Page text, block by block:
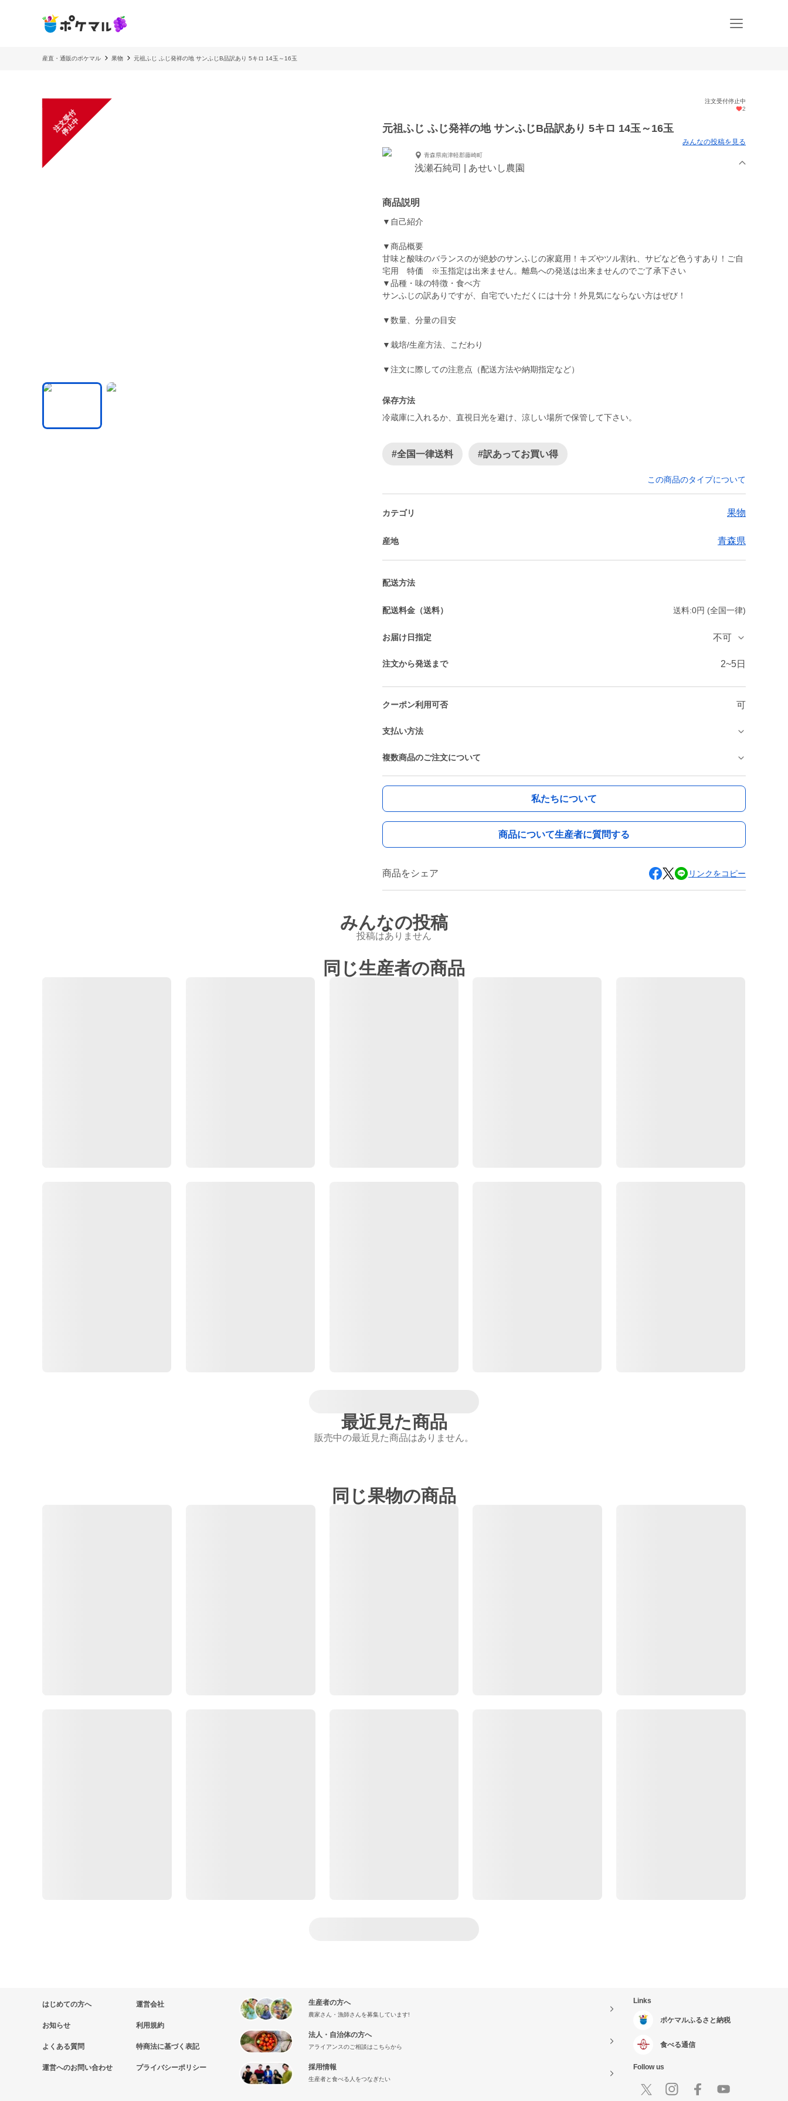
産直・通販のポケマル 果物 元祖ふじ ふじ発祥の地 サンふじB品訳あり 5キロ 14玉～16玉
注
文
受
付
停
止
中
注文受付停止中
2
元祖ふじ ふじ発祥の地 サンふじB品訳あり 5キロ 14玉～16玉
みんなの投稿を見る
青森県南津軽郡藤崎町
浅瀬石純司 | あせいし農園
商品説明
▼自己紹介
▼商品概要
甘味と酸味のバランスのが絶妙のサンふじの家庭用！キズやツル割れ、サビなど色うすあり！ご自
宅用 特価 ※玉指定は出来ません。離島への発送は出来ませんのでご了承下さい
▼品種・味の特徴・食べ方
サンふじの訳ありですが、自宅でいただくには十分！外見気にならない方はぜび！
▼数量、分量の目安
▼栽培/生産方法、こだわり
▼注文に際しての注意点（配送方法や納期指定など）
保存方法
冷蔵庫に入れるか、直視日光を避け、涼しい場所で保管して下さい。
#全国一律送料 #訳あってお買い得
この商品のタイプについて
カテゴリ 果物
産地 青森県
配送方法
配送料金（送料） 送料:0円 (全国一律)
お届け日指定 不可
注文から発送まで 2~5日
クーポン利用可否 可
支払い方法
複数商品のご注文について
私たちについて
商品について生産者に質問する
商品をシェア リンクをコピー
みんなの投稿
投稿はありません
同じ生産者の商品
最近見た商品
販売中の最近見た商品はありません。
同じ果物の商品
はじめての方へ
お知らせ
よくある質問
運営へのお問い合わせ
運営会社
利用規約
特商法に基づく表記
プライバシーポリシー
生産者の方へ
農家さん・漁師さんを募集しています!
法人・自治体の方へ
アライアンスのご相談はこちらから
採用情報
生産者と食べる人をつなぎたい
Links
ポケマルふるさと納税
食べる通信
Follow us